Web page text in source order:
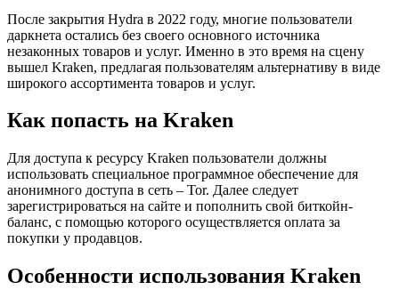
После закрытия Hydra в 2022 году, многие пользователи
даркнета остались без своего основного источника
незаконных товаров и услуг. Именно в это время на сцену
вышел Kraken, предлагая пользователям альтернативу в виде
широкого ассортимента товаров и услуг.
Как попасть на Kraken
Для доступа к ресурсу Kraken пользователи должны
использовать специальное программное обеспечение для
анонимного доступа в сеть – Tor. Далее следует
зарегистрироваться на сайте и пополнить свой биткойн-
баланс, с помощью которого осуществляется оплата за
покупки у продавцов.
Особенности использования Kraken